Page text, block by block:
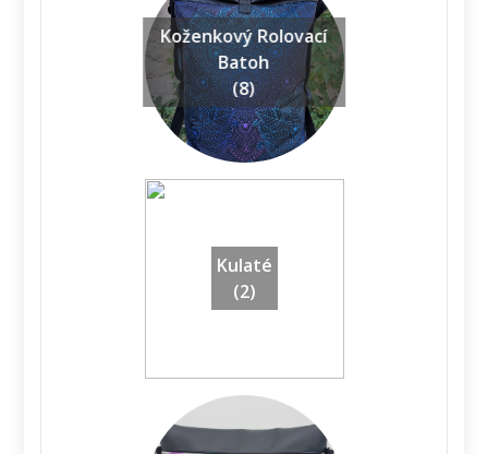
Koženkový Rolovací
Batoh
(8)
Kulaté
(2)